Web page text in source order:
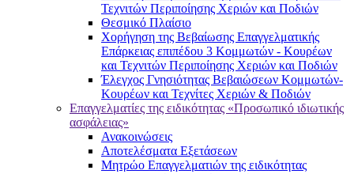
Τεχνιτών Περιποίησης Χεριών και Ποδιών
Θεσμικό Πλαίσιο
Χορήγηση της Βεβαίωσης Επαγγελματικής
Επάρκειας επιπέδου 3 Κομμωτών - Κουρέων
και Τεχνιτών Περιποίησης Χεριών και Ποδιών
Έλεγχος Γνησιότητας Βεβαιώσεων Κομμωτών-
Κουρέων και Τεχνίτες Χεριών & Ποδιών
Επαγγελματίες της ειδικότητας «Προσωπικό ιδιωτικής
ασφάλειας»
Ανακοινώσεις
Αποτελέσματα Εξετάσεων
Μητρώο Επαγγελματιών της ειδικότητας